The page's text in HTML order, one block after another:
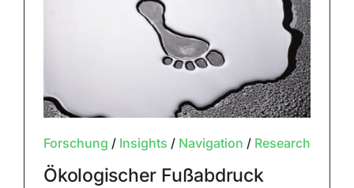
Forschung / Insights / Navigation / Research
Ökologischer Fußabdruck